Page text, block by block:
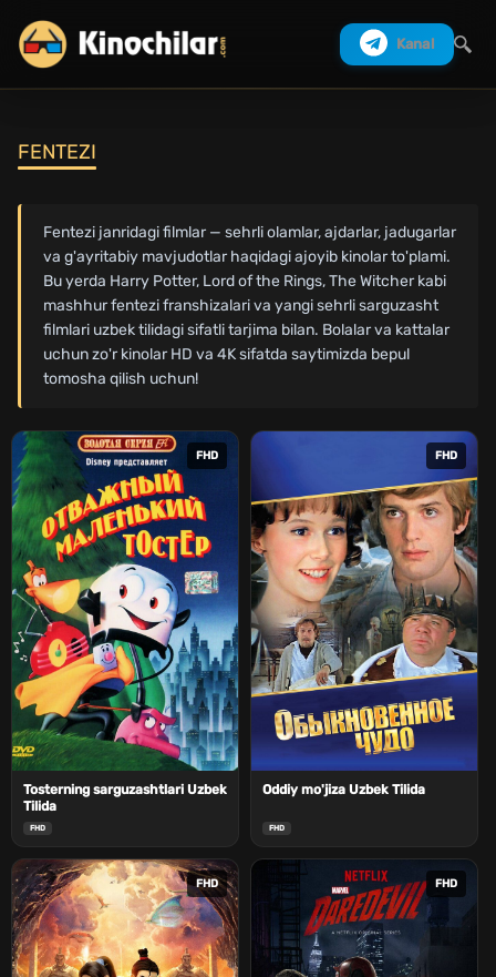
Kanal
FENTEZI
Fentezi janridagi filmlar — sehrli olamlar, ajdarlar, jadugarlar
va g'ayritabiy mavjudotlar haqidagi ajoyib kinolar to'plami.
Bu yerda Harry Potter, Lord of the Rings, The Witcher kabi
mashhur fentezi franshizalari va yangi sehrli sarguzasht
filmlari uzbek tilidagi sifatli tarjima bilan. Bolalar va kattalar
uchun zo'r kinolar HD va 4K sifatda saytimizda bepul
tomosha qilish uchun!
FHD
Tosterning sarguzashtlari Uzbek
Tilida
FHD
FHD
Oddiy mo'jiza Uzbek Tilida
FHD
FHD FHD